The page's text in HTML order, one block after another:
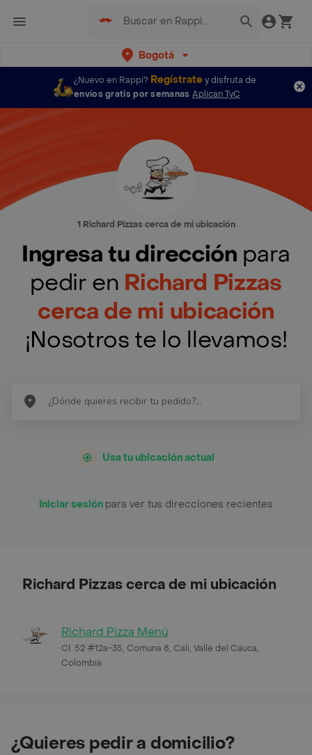
Bogotá
¿Nuevo en Rappi? Regístratey disfruta de
envíos gratis por semanas Aplican TyC
1 Richard Pizzas cerca de mi ubicación
Ingresa tu dirección para
pedir en Richard Pizzas
cerca de mi ubicación
¡Nosotros te lo llevamos!
Usa tu ubicación actual
Iniciar sesión para ver tus direcciones recientes
Richard Pizzas cerca de mi ubicación
Richard Pizza Menú
Cl. 52 #12a-35, Comuna 8, Cali, Valle del Cauca,
Colombia
¿Quieres pedir a domicilio?